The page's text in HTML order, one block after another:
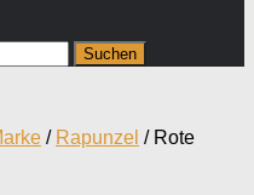
/ Rapunzel / Rote